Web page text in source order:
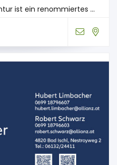
ist ein renommiertes ...